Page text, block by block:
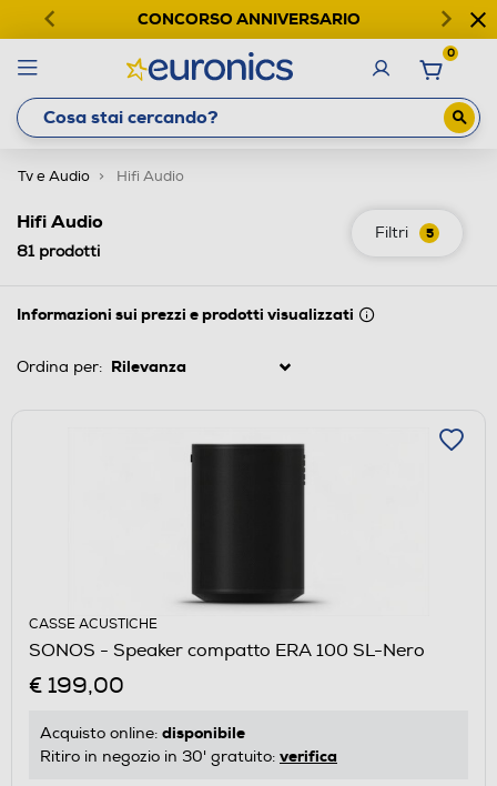
CONCORSO ANNIVERSARIO
0
Tv e Audio Hifi Audio
Filtri 5
Hifi Audio
81prodotti
Informazioni sui prezzi e prodotti visualizzati
Ordina per:
CASSE ACUSTICHE
SONOS - Speaker compatto ERA 100 SL-Nero
€ 199,00
Acquisto online: disponibile
Ritiro in negozio in 30' gratuito: verifica